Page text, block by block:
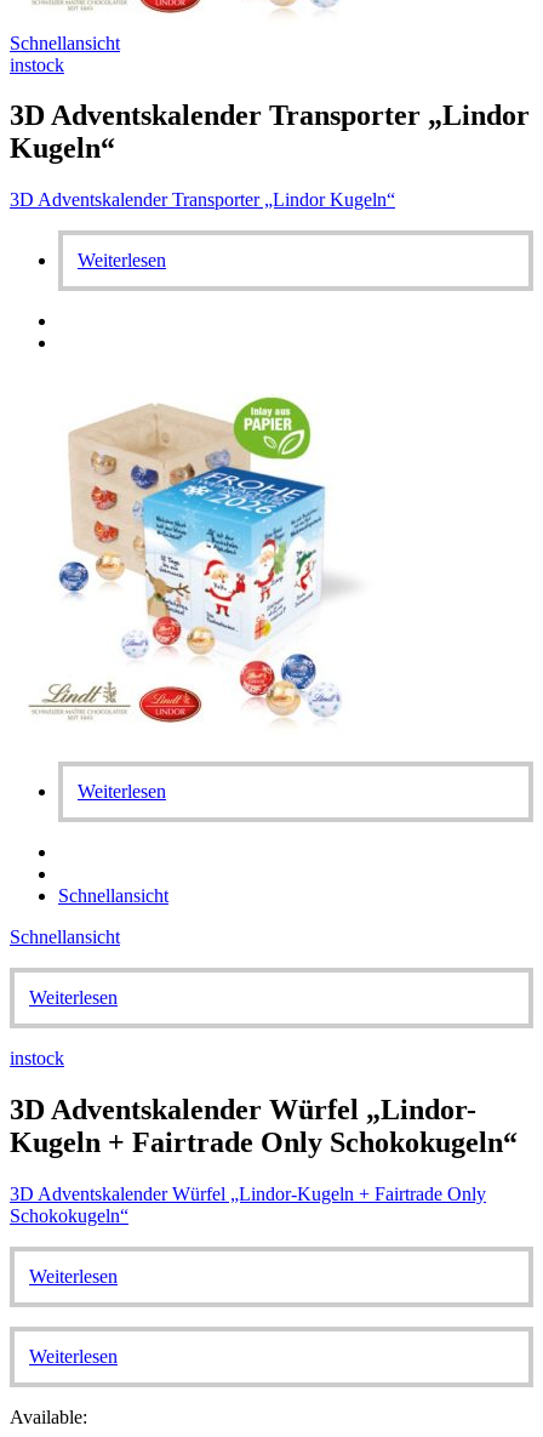
Schnellansicht
instock
3D Adventskalender Transporter „Lindor
Kugeln“
3D Adventskalender Transporter „Lindor Kugeln“
Weiterlesen
Weiterlesen
Schnellansicht
Schnellansicht
Weiterlesen
instock
3D Adventskalender Würfel „Lindor-
Kugeln + Fairtrade Only Schokokugeln“
3D Adventskalender Würfel „Lindor-Kugeln + Fairtrade Only
Schokokugeln“
Weiterlesen
Weiterlesen
Available: